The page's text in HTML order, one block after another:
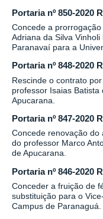
Portaria nº 850-2020
Concede a
Adriana da Silva
Paranavaí para a
Portaria nº 848-2020
Rescinde o contrato
professor Isaias
Apucarana.
Portaria nº 847-2020
Concede renovação
do professor Marco
de Apucarana.
Portaria nº 846-2020
Conceder a fruição de
substituição para o
Campus de Paranaguá.